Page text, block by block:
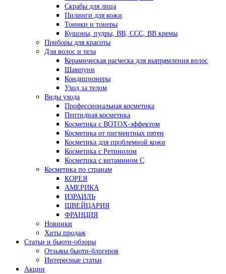
Скрабы для лица
Пилинги для кожи
Тоники и тонеры
Кушоны, пудры, ВВ, ССС, ВВ кремы
Приборы для красоты
Для волос и тела
Керамическая расческа для выпрямления волос
Шампуни
Кондиционеры
Уход за телом
Виды ухода
Профессиональная косметика
Пептидная косметика
Косметика с BOTOX-эффектом
Косметика от пигментных пятен
Косметика для проблемной кожи
Косметика с Ретинолом
Косметика с витамином С
Косметика по странам
КОРЕЯ
АМЕРИКА
ИЗРАИЛЬ
ШВЕЙЦАРИЯ
ФРАНЦИЯ
Новинки
Хиты продаж
Статьи и бьюти-обзоры
Отзывы бьюти-блогеров
Интересные статьи
Акции